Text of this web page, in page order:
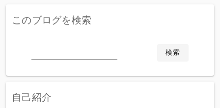
このブログを検索
検索
自己紹介